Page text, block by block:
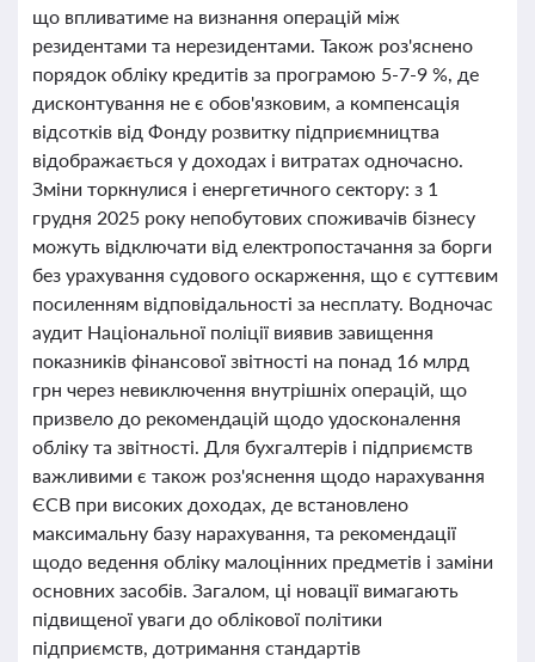
що впливатиме на визнання операцій між
резидентами та нерезидентами. Також роз'яснено
порядок обліку кредитів за програмою 5-7-9 %, де
дисконтування не є обов'язковим, а компенсація
відсотків від Фонду розвитку підприємництва
відображається у доходах і витратах одночасно.
Зміни торкнулися і енергетичного сектору: з 1
грудня 2025 року непобутових споживачів бізнесу
можуть відключати від електропостачання за борги
без урахування судового оскарження, що є суттєвим
посиленням відповідальності за несплату. Водночас
аудит Національної поліції виявив завищення
показників фінансової звітності на понад 16 млрд
грн через невиключення внутрішніх операцій, що
призвело до рекомендацій щодо удосконалення
обліку та звітності. Для бухгалтерів і підприємств
важливими є також роз'яснення щодо нарахування
ЄСВ при високих доходах, де встановлено
максимальну базу нарахування, та рекомендації
щодо ведення обліку малоцінних предметів і заміни
основних засобів. Загалом, ці новації вимагають
підвищеної уваги до облікової політики
підприємств, дотримання стандартів